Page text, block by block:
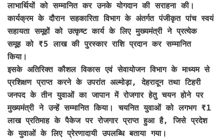
लाभार्थियों को सम्मानित कर उनके योगदान की सराहना की।
कार्यक्रम के दौरान सहकारिता विभाग के अंतर्गत पंजीकृत पांच स्वयं
सहायता समूहों को उत्कृष्ट कार्य के लिए मुख्यमंत्री ने प्रत्येक
समूह को ₹5 लाख की पुरस्कार राशि प्रदान कर सम्मानित
किया।
इसके अतिरिक्त कौशल विकास एवं सेवायोजन विभाग के माध्यम से
प्रशिक्षण प्राप्त करने के उपरांत अल्मोड़ा, देहरादून तथा टिहरी
जनपद के तीन युवाओं का जापान में रोजगार हेतु चयन होने पर
मुख्यमंत्री ने उन्हें सम्मानित किया। चयनित युवाओं को लगभग ₹1
लाख प्रतिमाह के पैकेज पर रोजगार प्राप्त हुआ है, जिसे प्रदेश
के युवाओं के लिए प्रेरणादायी उपलब्धि बताया गया।